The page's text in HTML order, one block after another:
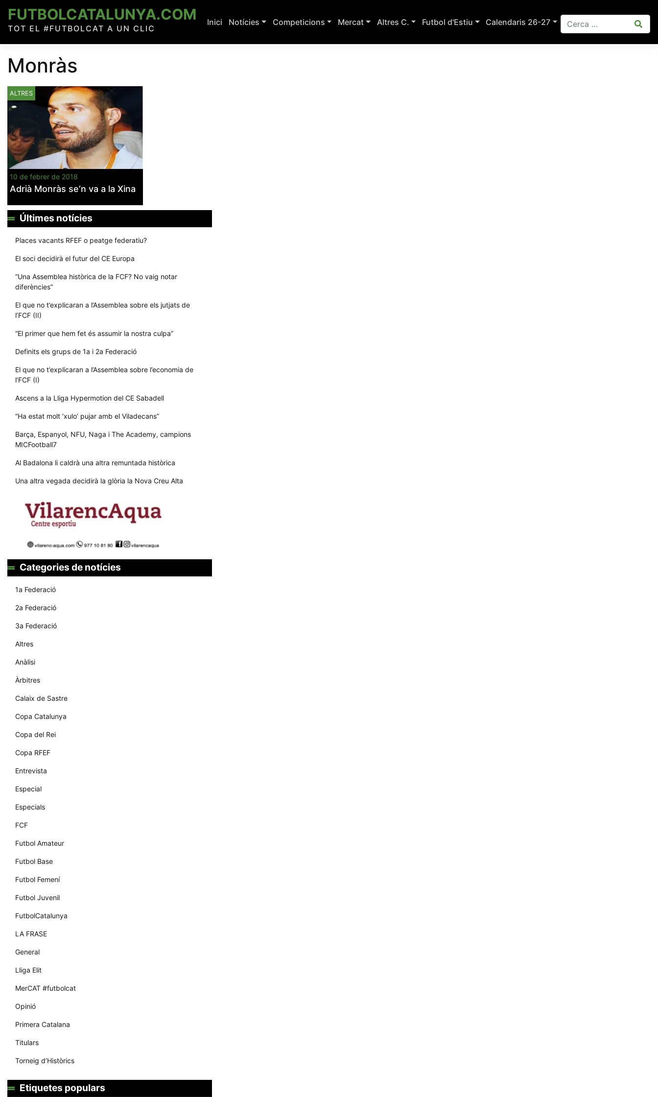
content
FUTBOLCATALUNYA.COM
TOT EL #FUTBOLCAT A UN CLIC
Inici Notícies Competicions Mercat Altres C. Futbol d'Estiu Calendaris 26-27
Monràs
ALTRES
10 de febrer de 2018
Adrià Monràs se’n va a la Xina
Últimes notícies
Places vacants RFEF o peatge federatiu?
El soci decidirà el futur del CE Europa
“Una Assemblea històrica de la FCF? No vaig notar
diferències”
El que no t’explicaran a l’Assemblea sobre els jutjats de
l’FCF (II)
“El primer que hem fet és assumir la nostra culpa”
Definits els grups de 1a i 2a Federació
El que no t’explicaran a l’Assemblea sobre l’economia de
l’FCF (I)
Ascens a la Lliga Hypermotion del CE Sabadell
“Ha estat molt ‘xulo’ pujar amb el Viladecans”
Barça, Espanyol, NFU, Naga i The Academy, campions
MICFootball7
Al Badalona li caldrà una altra remuntada històrica
Una altra vegada decidirà la glòria la Nova Creu Alta
Categories de notícies
1a Federació
2a Federació
3a Federació
Altres
Anàlisi
Àrbitres
Calaix de Sastre
Copa Catalunya
Copa del Rei
Copa RFEF
Entrevista
Especial
Especials
FCF
Futbol Amateur
Futbol Base
Futbol Femení
Futbol Juvenil
FutbolCatalunya
LA FRASE
General
Lliga Elit
MerCAT #futbolcat
Opinió
Primera Catalana
Titulars
Torneig d’Històrics
Etiquetes populars